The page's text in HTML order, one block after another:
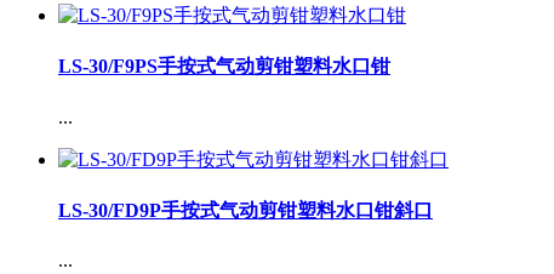
LS-30/F9PS手按式气动剪钳塑料水口钳
...
LS-30/FD9P手按式气动剪钳塑料水口钳斜口
...